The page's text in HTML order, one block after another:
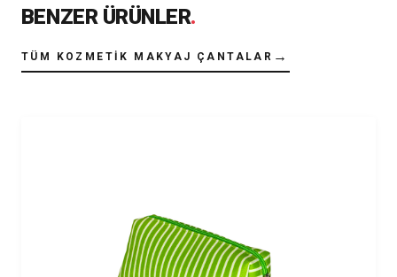
BENZER ÜRÜNLER.
TÜM KOZMETIK MAKYAJ ÇANTALAR →